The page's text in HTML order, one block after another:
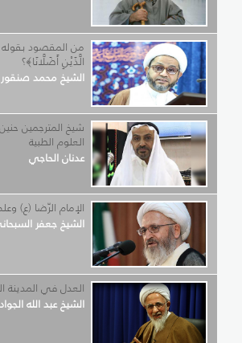
من المقصود بقوله
الَّذَيْنِ أَضَلَّانَا﴾؟
الشيخ محمد صنقور
شيخ المترجمين
العلوم الطبية
عدنان الحاجي
الإمام الرّضا (ع)
الشيخ جعفر
العدل في المدينة
الشيخ عبد الله